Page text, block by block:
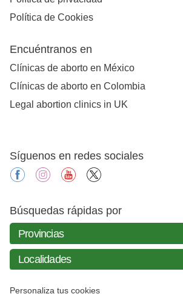
Política de Cookies
Encuéntranos en
Clínicas de aborto en México
Clínicas de aborto en Colombia
Legal abortion clinics in UK
Síguenos en redes sociales
facebookinstagramyoutube
Búsquedas rápidas por
Personaliza tus cookies